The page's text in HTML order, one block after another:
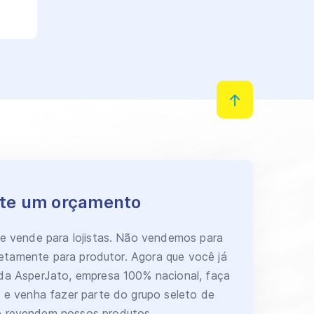
um orçamento
vende para lojistas. Não vendemos para
para produtor. Agora que você já
AsperJato, empresa 100% nacional, faça
venha fazer parte do grupo seleto de